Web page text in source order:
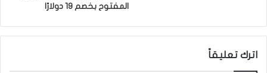
المفتوح بخصم 19 دولارًا
اترك تعليقاً